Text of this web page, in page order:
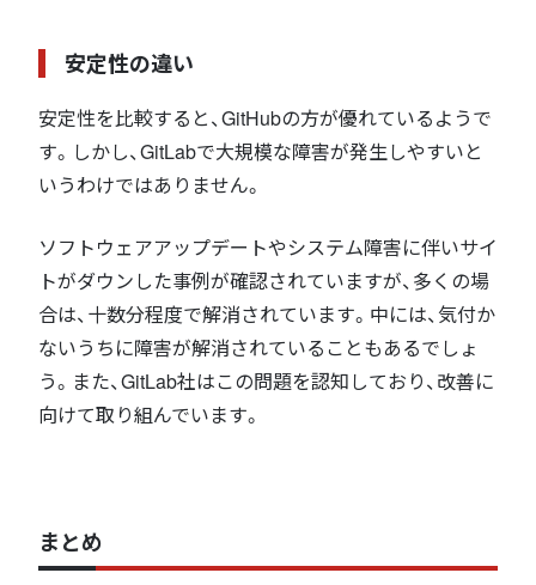
安定性の違い
安定性を比較すると、GitHubの方が優れているようで
す。しかし、GitLabで大規模な障害が発生しやすいと
いうわけではありません。
ソフトウェアアップデートやシステム障害に伴いサイ
トがダウンした事例が確認されていますが、多くの場
合は、十数分程度で解消されています。中には、気付か
ないうちに障害が解消されていることもあるでしょ
う。また、GitLab社はこの問題を認知しており、改善に
向けて取り組んでいます。
まとめ